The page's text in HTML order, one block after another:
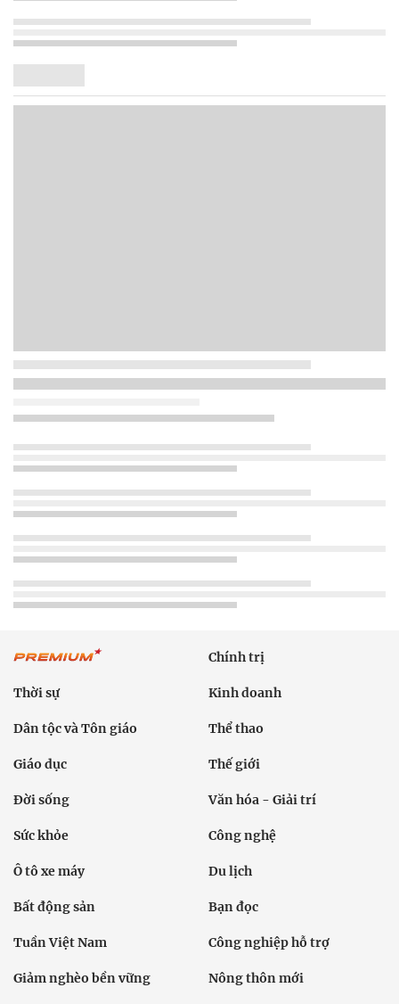
Chính trị
Thời sự Kinh doanh
Dân tộc và Tôn giáo Thể thao
Giáo dục Thế giới
Đời sống Văn hóa - Giải trí
Sức khỏe Công nghệ
Ô tô xe máy Du lịch
Bất động sản Bạn đọc
Tuần Việt Nam Công nghiệp hỗ trợ
Giảm nghèo bền vững Nông thôn mới